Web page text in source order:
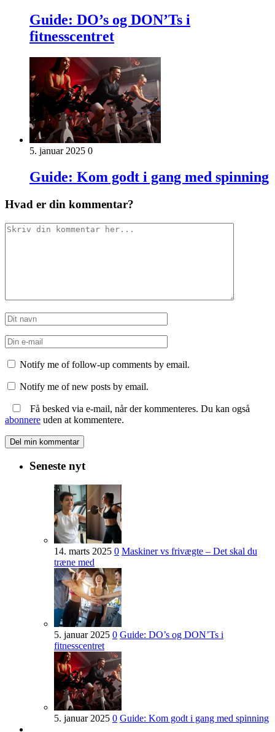
Guide: DO’s og DON’Ts i
fitnesscentret
5. januar 2025 0
Guide: Kom godt i gang med spinning
Hvad er din kommentar?
Notify me of follow-up comments by email.
Notify me of new posts by email.
Få besked via e-mail, når der kommenteres. Du kan også
abonnere uden at kommentere.
Seneste nyt
14. marts 2025 0 Maskiner vs frivægte – Det skal du
træne med
5. januar 2025 0 Guide: DO’s og DON’Ts i
fitnesscentret
5. januar 2025 0 Guide: Kom godt i gang med spinning